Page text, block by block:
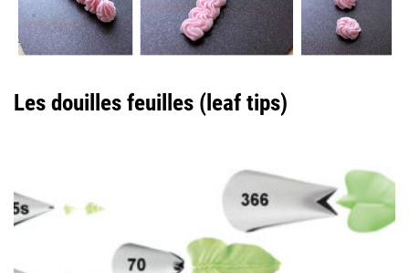
Les douilles feuilles (leaf tips)